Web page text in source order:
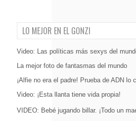
LO MEJOR EN EL GONZI
Video: Las políticas más sexys del
La mejor foto de fantasmas del mundo
¡Alfie no era el padre! Prueba de ADN lo
Video: ¡Esta llanta tiene vida propia!
VIDEO: Bebé jugando billar. ¡Todo un